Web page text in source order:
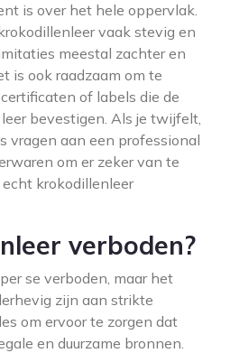
is over het hele oppervlak.
vaak stevig en
meestal zachter en
is ook raadzaam om te
of labels die de
bevestigen. Als je twijfelt,
vragen aan een professional
om er zeker van te
krokodillenleer
verboden?
se verboden, maar het
zijn aan strikte
om ervoor te zorgen dat
en duurzame bronnen.